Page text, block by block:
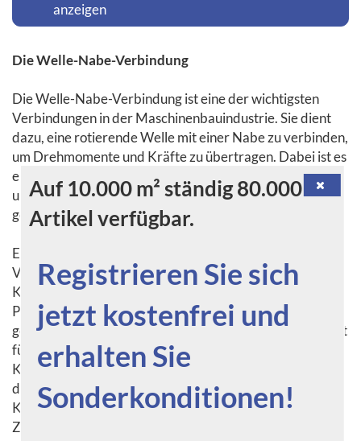
anzeigen
Die Welle-Nabe-Verbindung
Die Welle-Nabe-Verbindung ist eine der wichtigsten
Verbindungen in der Maschinenbauindustrie. Sie dient
dazu, eine rotierende Welle mit einer Nabe zu verbinden,
um Drehmomente und Kräfte zu übertragen. Dabei ist es
entscheidend, dass die Verbindung fest und spielfrei ist,
um ein reibungsloses Funktionieren der Maschine zu
gewährleisten.
Es gibt verschiedene Arten von Welle-Nabe-
Verbindungen, wie zum Beispiel die Passfeder, die
Keilverbindung oder die Klemmverbindung. Bei der
Passfeder wird eine Nut in der Welle und in der Nabe
gefräst, in die eine Passfeder eingesetzt wird. Diese sorgt
für die Übertragung der Drehmomente. Bei der
Keilverbindung werden Keile in die Nut eingesetzt, um
die Welle mit der Nabe zu verbinden. Die
Klemmverbindung dagegen funktioniert durch das
Zusammenpressen von Welle und Nabe mittels
Auf 10.000 m² ständig 80.000
Artikel verfügbar.
Registrieren Sie sich
jetzt kostenfrei und
erhalten Sie
Sonderkonditionen!